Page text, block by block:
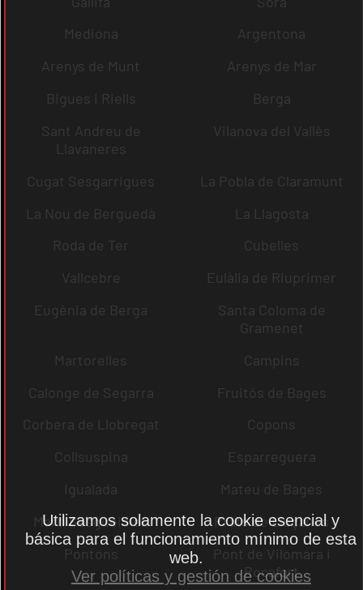
Mediona
Argentona
Arenys de Munt
Arenys de Mar
Bigues i Riells
Berga
Sant Andreu de
Llavaneres
Vilanova del Vallès
Cugat Sesgarrigues
La Pobla de Claramunt
La Nou de Berguedà
La Llagosta
Roda de Ter
Cubelles
Vallcebre
Eulàlia de Riuprimer
Eugènia de Berga
Santa Coloma de
Gramenet
Martorelles
Campins
Calonge de Segarra
Fruitós de Bages
Corbera de Llobregat
Copons
Collsuspina
Esparreguera
Igualada
Mateu de Bages
Martí Sesgueioles
Prats de Lluçanès
Pontons
Pont de Vilomara i
Rocafort
Utilizamos solamente la cookie esencial y
básica para el funcionamiento mínimo de esta
web.
Ver políticas y gestión de cookies